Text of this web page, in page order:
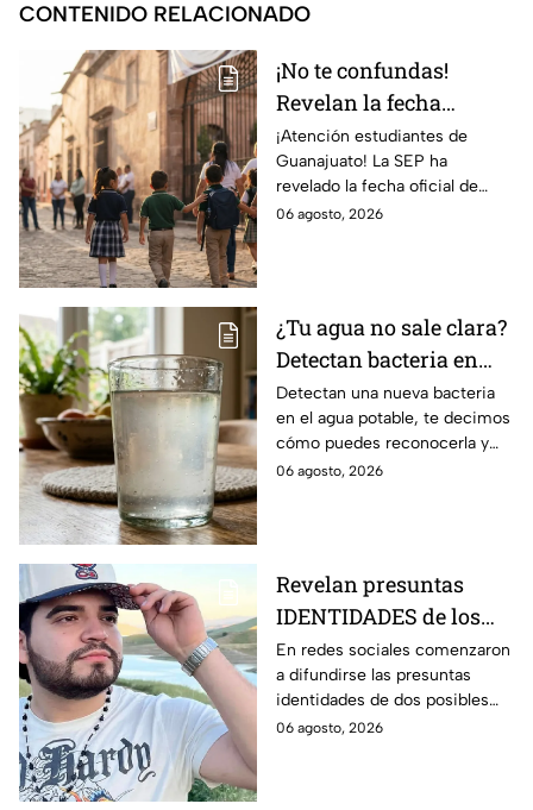
CONTENIDO RELACIONADO
¡No te confundas!
Revelan la fecha
OFICIAL para el
REGRESO a CLASES en
Guanajuato; así aparece
en el calendario
¡Atención estudiantes de
Guanajuato! La SEP ha
revelado la fecha oficial de
regreso a clases para el ciclo
06 agosto, 2026
¿Tu agua no sale clara?
Detectan bacteria en
agua potable que
podría generar
infecciones en casa
Detectan una nueva bacteria
en el agua potable, te decimos
cómo puedes reconocerla y
los riesgos que representa.
06 agosto, 2026
Revelan presuntas
IDENTIDADES de los
at4cantes de César
Gastélum, influencer
as3sinado durante
transmisión EN VIVO
En redes sociales comenzaron
a difundirse las presuntas
identidades de dos posibles
implicados en el ataque contra
06 agosto, 2026